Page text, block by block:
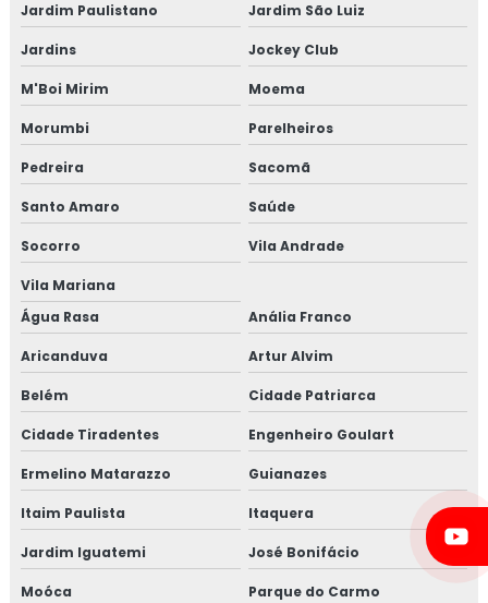
Jardim Paulistano Jardim São Luiz
Jardins Jockey Club
M'Boi Mirim Moema
Morumbi Parelheiros
Pedreira Sacomã
Santo Amaro Saúde
Socorro Vila Andrade
Vila Mariana
Água Rasa
Anália Franco
Aricanduva Artur Alvim
Belém Cidade Patriarca
Cidade Tiradentes Engenheiro Goulart
Ermelino Matarazzo Guianazes
Itaim Paulista Itaquera
Jardim Iguatemi José Bonifácio
Moóca Parque do Carmo